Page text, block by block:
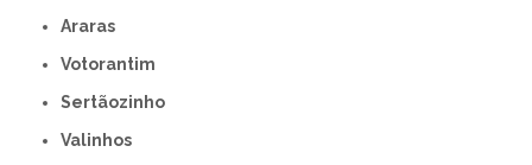
Araras
Votorantim
Sertãozinho
Valinhos